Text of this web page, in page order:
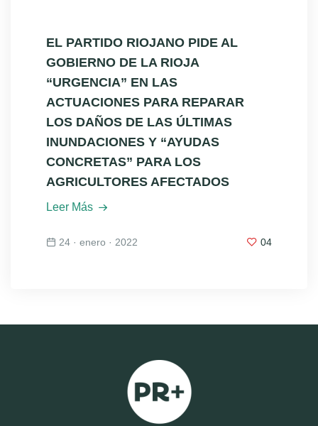
EL PARTIDO RIOJANO PIDE AL
GOBIERNO DE LA RIOJA
“URGENCIA” EN LAS
ACTUACIONES PARA REPARAR
LOS DAÑOS DE LAS ÚLTIMAS
INUNDACIONES Y “AYUDAS
CONCRETAS” PARA LOS
AGRICULTORES AFECTADOS
Leer Más
24 · enero · 2022 04